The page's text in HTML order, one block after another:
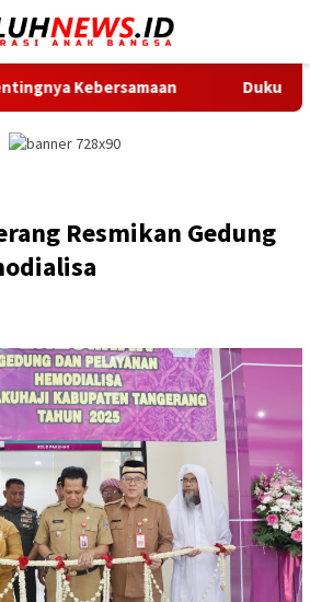
Dukung Gerak Jalan
Resmikan Gedung